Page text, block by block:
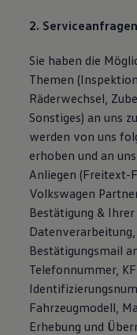
2.
Sie haben die
Themen
Räderwechsel,
Sonstiges) an uns
werden von uns
erhoben und an
Anliegen (Freitext-
Volkswagen
Bestätigung &
Bestätigungsmail
Telefonnummer,
Fahrzeugmodell,
Erhebung und